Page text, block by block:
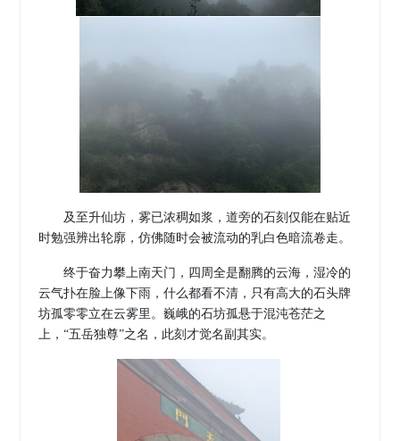
及至升仙坊，雾已浓稠如浆，道旁的石刻仅能在贴近
时勉强辨出轮廓，仿佛随时会被流动的乳白色暗流卷走。
终于奋力攀上南天门，四周全是翻腾的云海，湿冷的
云气扑在脸上像下雨，什么都看不清，只有高大的石头牌
坊孤零零立在云雾里。巍峨的石坊孤悬于混沌苍茫之
上，“五岳独尊”之名，此刻才觉名副其实。